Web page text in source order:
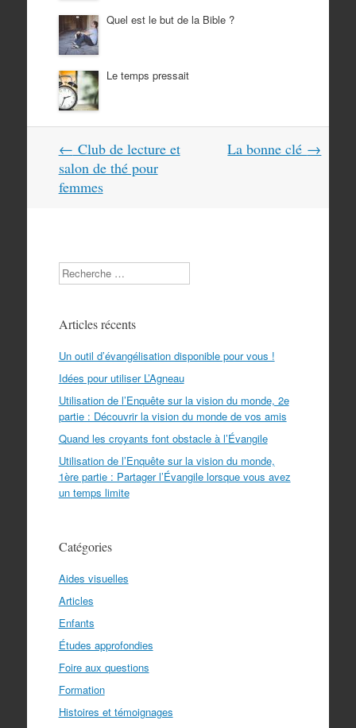
Quel est le but de la Bible ?
Le temps pressait
Navigation
dans
les
← Club de lecture et
salon de thé pour
femmes
La bonne clé →
Search
Articles récents
Un outil d’évangélisation disponible pour vous !
Idées pour utiliser L’Agneau
Utilisation de l’Enquête sur la vision du monde, 2e
partie : Découvrir la vision du monde de vos amis
Quand les croyants font obstacle à l’Évangile
Utilisation de l’Enquête sur la vision du monde,
1ère partie : Partager l’Évangile lorsque vous avez
un temps limite
Catégories
Aides visuelles
Articles
Enfants
Études approfondies
Foire aux questions
Formation
Histoires et témoignages